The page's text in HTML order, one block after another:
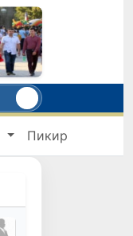
Пикир